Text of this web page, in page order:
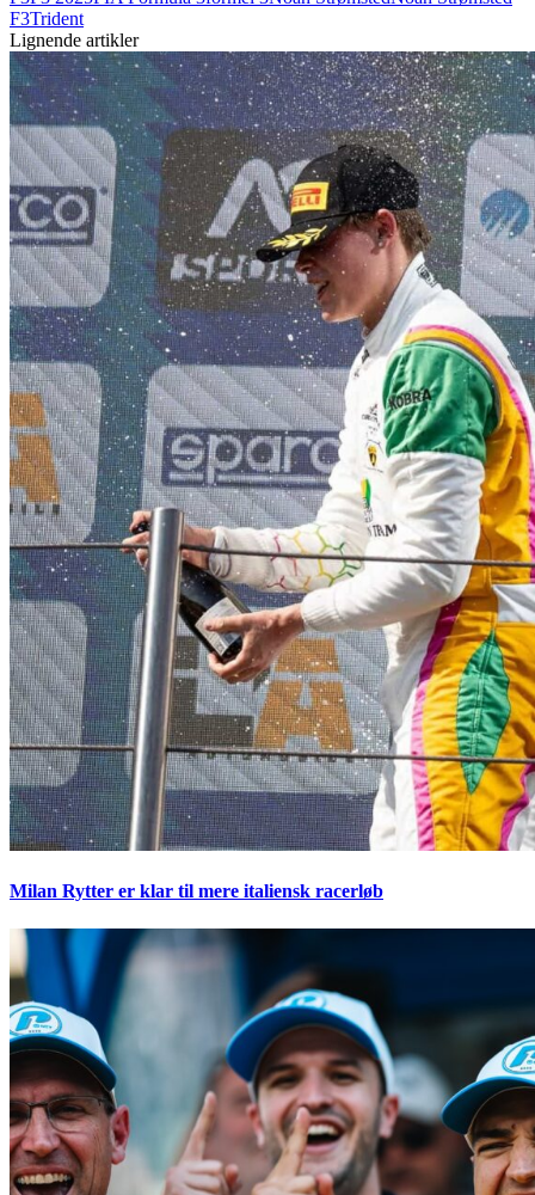
F3Trident
Lignende artikler
Milan Rytter er klar til mere italiensk racerløb